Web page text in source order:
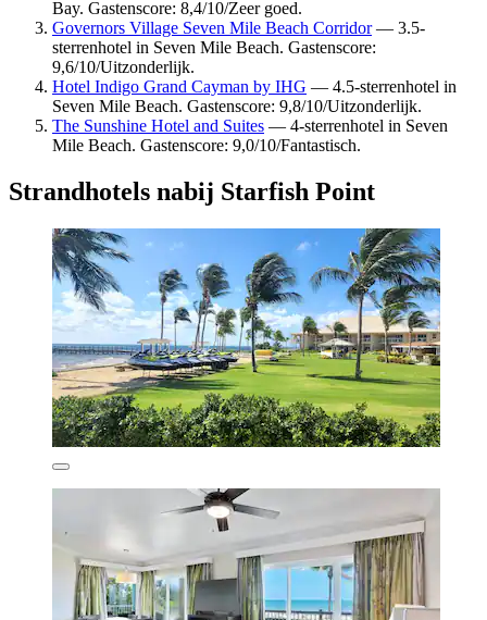
Bay. Gastenscore: 8,4/10/Zeer goed.
Governors Village Seven Mile Beach Corridor— 3.5-
sterrenhotel in Seven Mile Beach. Gastenscore:
9,6/10/Uitzonderlijk.
Hotel Indigo Grand Cayman by IHG — 4.5-sterrenhotel in
Seven Mile Beach. Gastenscore: 9,8/10/Uitzonderlijk.
The Sunshine Hotel and Suites — 4-sterrenhotel in Seven
Mile Beach. Gastenscore: 9,0/10/Fantastisch.
Strandhotels nabij Starfish Point